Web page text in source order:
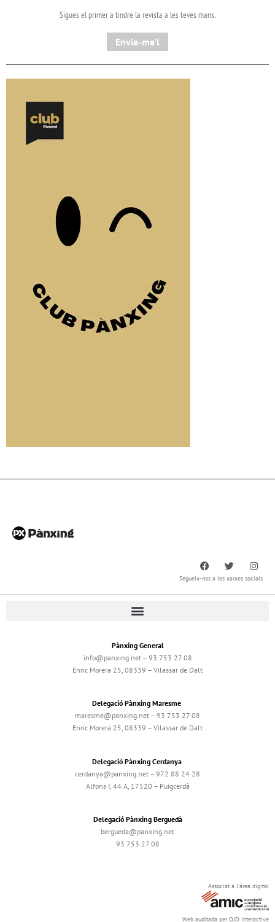
Sigues el primer a tindre la revista a les teves mans.
Envia-me'l
Segueix-nos a les xarxes socials
Pànxing General
info@panxing.net – 93 753 27 08
Enric Morera 25, 08339 – Vilassar de Dalt
Delegació Pànxing Maresme
maresme@panxing.net – 93 753 27 08
Enric Morera 25, 08339 – Vilassar de Dalt
Delegació Pànxing Cerdanya
cerdanya@panxing.net – 972 88 24 28
Alfons I, 44 A, 17520 – Puigcerdà
Delegació Pànxing Berguedà
bergueda@panxing.net
93 753 27 08
Associat a l'àrea digital
Web auditada per OJD Interactive